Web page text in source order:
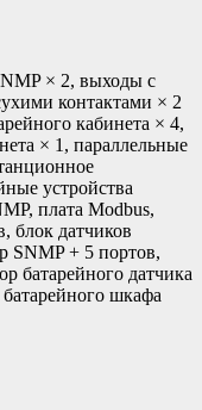
× 2, выходы с
контактами × 2
кабинета × 4,
× 1, параллельные
устройства
плата Modbus,
блок датчиков
SNMP + 5 портов,
батарейного датчика
шкафа